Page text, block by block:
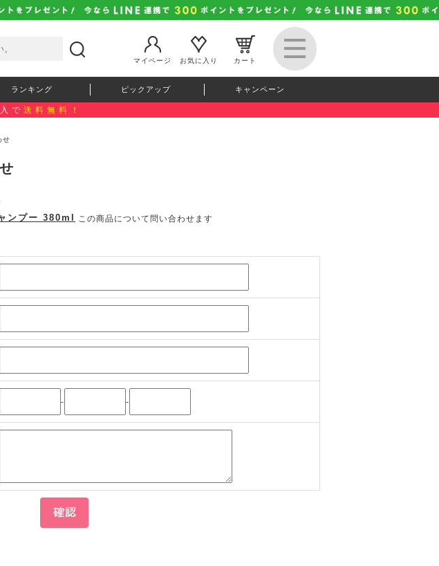
マイページ
お気に入り カート
ランキング ピックアップ キャンペーン
で 送料無料！
せ
ンプー 380ml この商品について問い合わせます
- -